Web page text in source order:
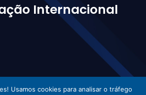
Internacional
Usamos cookies para analisar o tráfego